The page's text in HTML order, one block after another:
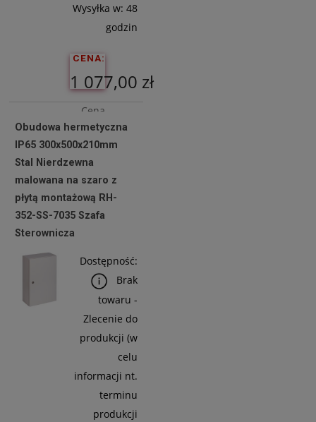
Wysyłka w: 48
godzin
CENA:
1 077,00 zł
Cena
netto:
875,61 zł
Koszyka
Obudowa hermetyczna
IP65 300x500x210mm
Stal Nierdzewna
malowana na szaro z
płytą montażową RH-
352-SS-7035 Szafa
Sterownicza
Dostępność:
Brak
towaru -
Zlecenie do
produkcji (w
celu
informacji nt.
terminu
produkcji